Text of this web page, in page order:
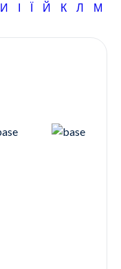
И І Ї Й К Л М